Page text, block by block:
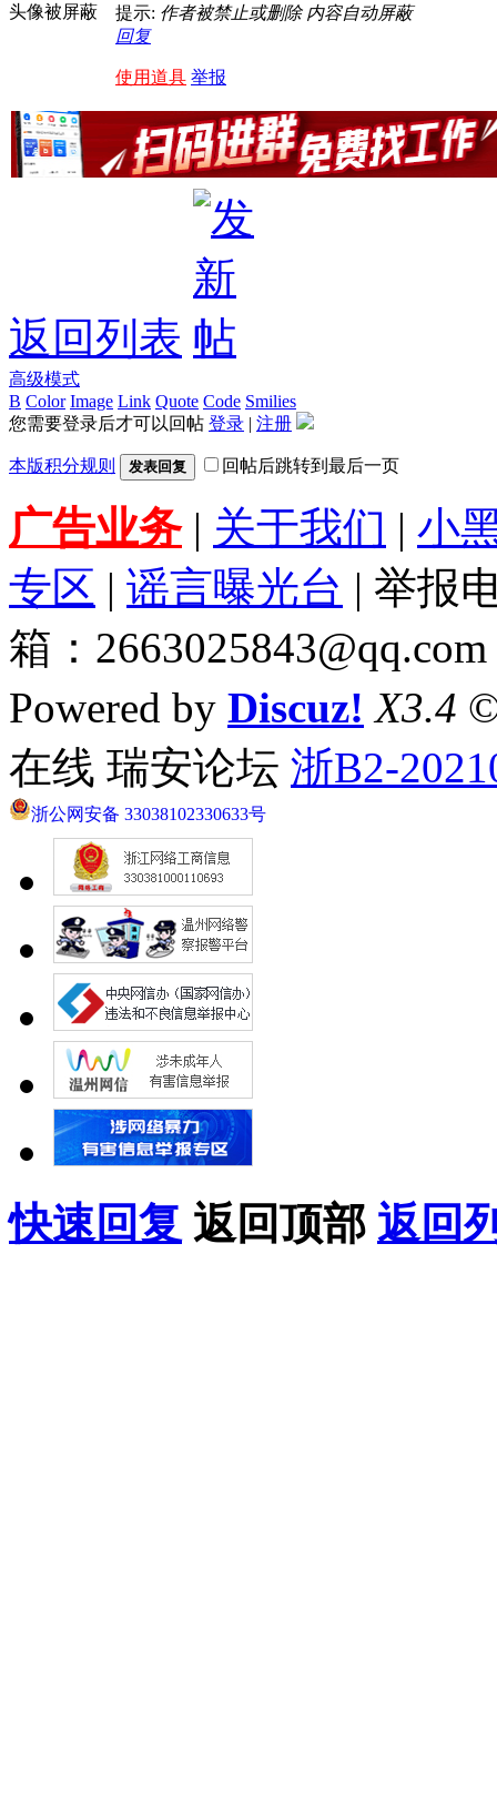
头像被屏蔽
提示: 作者被禁止或删除 内容自动屏蔽
回复
使用道具 举报
返回列表
高级模式
B Color Image Link Quote Code Smilies
您需要登录后才可以回帖 登录 | 注册
本版积分规则 发表回复 回帖后跳转到最后一页
广告业务| 关于我们 | 小
专区 | 谣言曝光台 | 举报
箱：2663025843@qq.com
Powered by Discuz! X3.4
在线 瑞安论坛 浙B2-
浙公网安备 33038102330633号
快速回复 返回顶部 返回